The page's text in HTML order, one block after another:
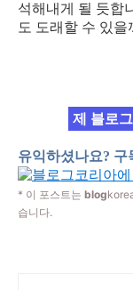
석해내게 될 듯합
도 도래할 수 있을
제 블로
유익하셨나요?
* 이 포스트는 blog
습니다.